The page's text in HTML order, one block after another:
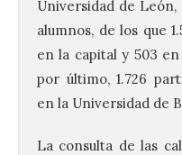
Universidad de León,
alumnos, de los que
en la capital y 503
por último, 1.726
en la Universidad de
La consulta de las